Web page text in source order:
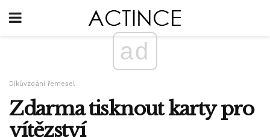
ad
Díkůvzdání řemesel
Zdarma tisknout karty pro
vítězství